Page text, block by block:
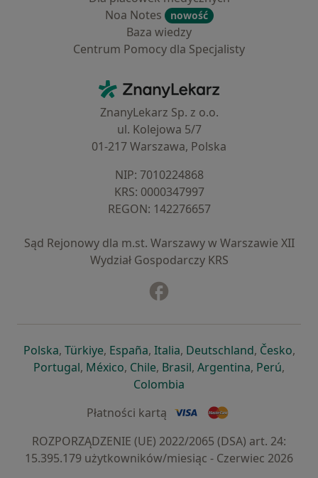
Noa Notes
nowość
Baza wiedzy
Centrum Pomocy dla Specjalisty
ZnanyLekarz - Strona główna
ZnanyLekarz Sp. z o.o.
ul. Kolejowa 5/7
01-217 Warszawa, Polska
NIP: ⁠7010224868
KRS: ⁠0000347997
REGON: ⁠142276657
Sąd Rejonowy dla m.st. Warszawy w Warszawie XII
Wydział Gospodarczy KRS
Polskaotwiera się w nowej karcie
, Türkiyeotwiera się w nowej karcie
, Españaotwiera się w nowej karcie
, Italiaotwiera się w nowej
, Deutschlandotwiera się
, Česko,
Portugalotwiera się w nowej karcie
, Méxicootwiera się w nowej karcie
, Chileotwiera się w nowej karcie
, Brasilotwiera się w nowej
, Argentinaotwiera się
, Perú,
Colombia
Płatności kartą
ROZPORZĄDZENIE (UE) 2022/2065 (DSA) art. 24:
15.395.179 użytkowników/miesiąc - Czerwiec 2026